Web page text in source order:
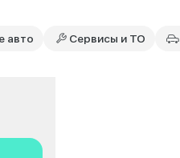
авто Сервисы и ТО